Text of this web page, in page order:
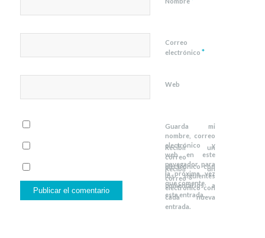
Correo
electrónico *
Web
Guarda mi
nombre, correo
electrónico y
web en este
navegador para
la próxima vez
que comente.
Recibir un
correo
electrónico con
los siguientes
comentarios a
esta entrada.
Recibir un
correo
electrónico con
cada nueva
entrada.